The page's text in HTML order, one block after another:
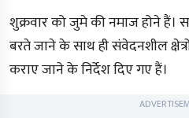
शुक्रवार को जुमे की नमाज होने हैं।
बरते जाने के साथ ही संवेदनशील
कराए जाने के निर्देश दिए गए हैं।